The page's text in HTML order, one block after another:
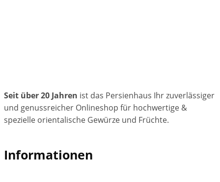
Seit über 20 Jahren ist das Persienhaus Ihr zuverlässiger
und genussreicher Onlineshop für hochwertige &
spezielle orientalische Gewürze und Früchte.
Informationen